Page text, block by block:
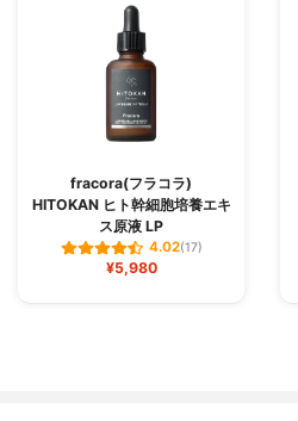
fracora(フラコラ)
HITOKAN ヒト幹細胞培養エキ
ス原液 LP
4.02(17)
¥5,980